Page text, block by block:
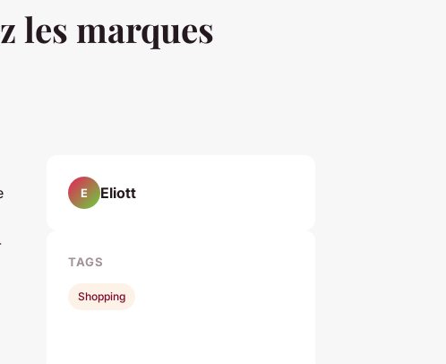
les marques
E Eliott
TAGS
Shopping